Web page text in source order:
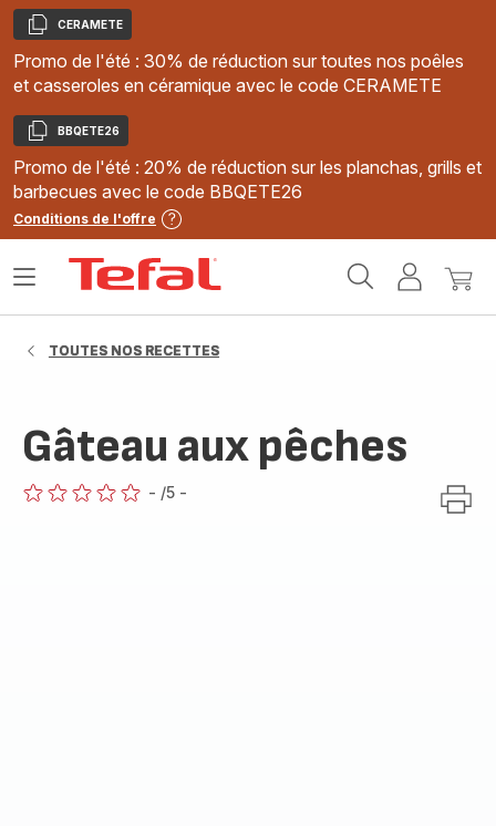
Copier
CERAMETE
Promo de l'été : 30% de réduction sur toutes nos poêles
et casseroles en céramique avec le code CERAMETE
Copier
BBQETE26
Promo de l'été : 20% de réduction sur les planchas, grills et
barbecues avec le code BBQETE26
Conditions de l'offre
MonMon
Ouvrir
TOUTES NOS RECETTES
Gâteau aux pêches
- /5 -